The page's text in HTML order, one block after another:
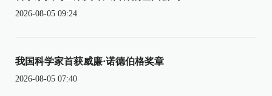
2026-08-05 09:24
我国科学家首获威廉·诺德伯格奖章
2026-08-05 07:40